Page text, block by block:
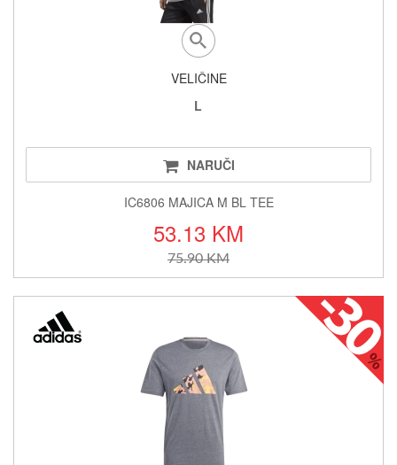
VELIČINE
L
NARUČI
IC6806 MAJICA M BL TEE
53.13 KM
75.90 KM